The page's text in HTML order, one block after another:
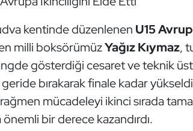
kentinde düzenlenen U15
milli boksörümüzYağız Kıymaz,
gösterdiği cesaret ve teknik
bırakarak finale kadar
mücadeleyi ikinci sırada
bir derece kazandırdı.